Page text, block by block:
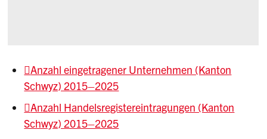
Anzahl eingetragener Unternehmen (Kanton
Schwyz) 2015–2025
Anzahl Handelsregistereintragungen (Kanton
Schwyz) 2015–2025